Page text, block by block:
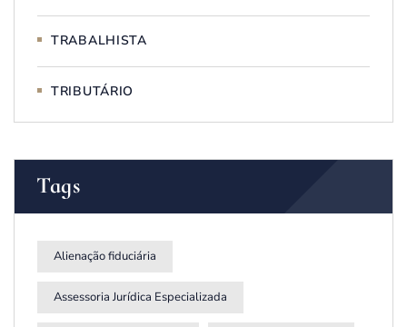
TRABALHISTA
TRIBUTÁRIO
Tags
Alienação fiduciária
Assessoria Jurídica Especializada